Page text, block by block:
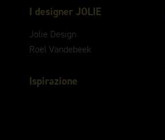
I designer JOLIE
Jolie Design
Roel Vandebeek
Ispirazione